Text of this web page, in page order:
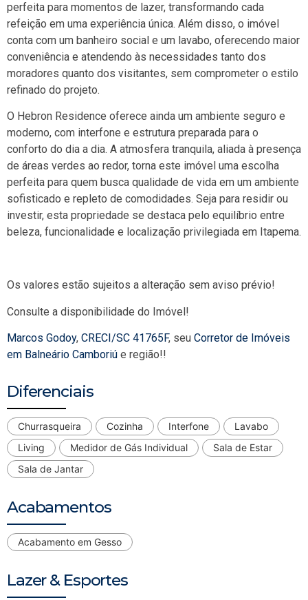
perfeita para momentos de lazer, transformando cada
refeição em uma experiência única. Além disso, o imóvel
conta com um banheiro social e um lavabo, oferecendo maior
conveniência e atendendo às necessidades tanto dos
moradores quanto dos visitantes, sem comprometer o estilo
refinado do projeto.
O Hebron Residence oferece ainda um ambiente seguro e
moderno, com interfone e estrutura preparada para o
conforto do dia a dia. A atmosfera tranquila, aliada à presença
de áreas verdes ao redor, torna este imóvel uma escolha
perfeita para quem busca qualidade de vida em um ambiente
sofisticado e repleto de comodidades. Seja para residir ou
investir, esta propriedade se destaca pelo equilíbrio entre
beleza, funcionalidade e localização privilegiada em Itapema.
Os valores estão sujeitos a alteração sem aviso prévio!
Consulte a disponibilidade do Imóvel!
Marcos Godoy, CRECI/SC 41765F, seu Corretor de Imóveis
em Balneário Camboriú e região!!
Diferenciais
Churrasqueira Cozinha Interfone
Lavabo
Living
Medidor de Gás Individual
Sala de Estar
Sala de Jantar
Acabamentos
Acabamento em Gesso
Lazer & Esportes